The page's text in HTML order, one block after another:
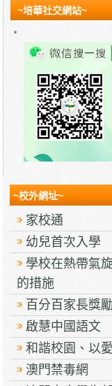
~培華社交網站~
~校外網址~
家校通
幼兒首次入學
學校在熱帶氣
的措施
百分百家長獎
啟慧中國語文
和諧校園、以
澳門禁毒網